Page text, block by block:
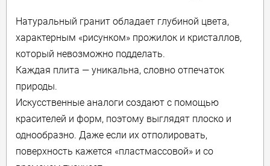
Натуральный гранит обладает глубиной цвета,
характерным «рисунком» прожилок и кристаллов,
который невозможно подделать.
Каждая плита — уникальна, словно отпечаток
природы.
Искусственные аналоги создают с помощью
красителей и форм, поэтому выглядят плоско и
однообразно. Даже если их отполировать,
поверхность кажется «пластмассовой» и со